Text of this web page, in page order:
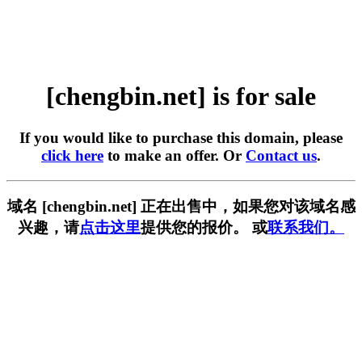
[chengbin.net] is for sale
If you would like to purchase this domain, please
click here to make an offer. Or Contact us.
域名 [chengbin.net] 正在出售中，如果您对该域名感
兴趣，请点击这里提供您的报价。 或联系我们。